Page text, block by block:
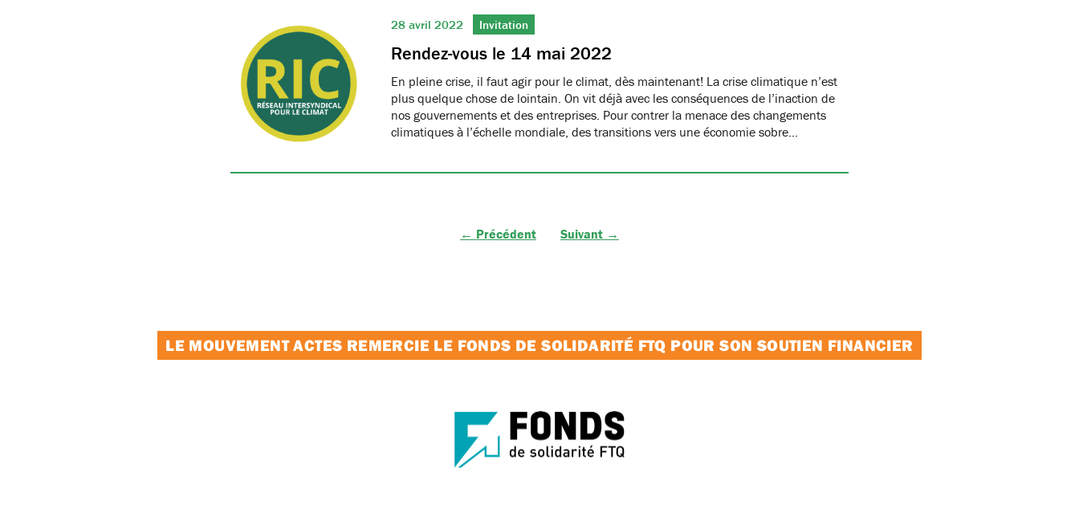
28 avril 2022 Invitation
Rendez-vous le 14 mai 2022
En pleine crise, il faut agir pour le climat, dès maintenant! La crise climatique n’est
plus quelque chose de lointain. On vit déjà avec les conséquences de l’inaction de
nos gouvernements et des entreprises. Pour contrer la menace des changements
climatiques à l’échelle mondiale, des transitions vers une économie sobre…
← Précédent Suivant →
LE MOUVEMENT ACTES REMERCIE LE FONDS DE SOLIDARITÉ FTQ POUR SON SOUTIEN FINANCIER